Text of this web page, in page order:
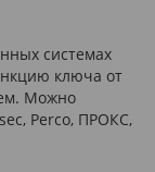
системах
ключа от
Можно
Perco, ПРОКС,